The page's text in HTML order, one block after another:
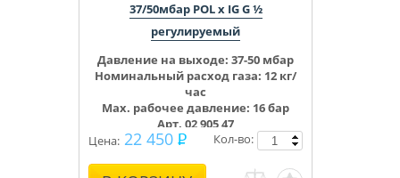
37/50мбар POL x IG G ½
регулируемый
Давление на выходе: 37-50 мбар
Номинальный расход газа: 12 кг/
час
Max. рабочее давление: 16 бар
Арт. 02 905 47
Цена: 22 450
Кол-во: